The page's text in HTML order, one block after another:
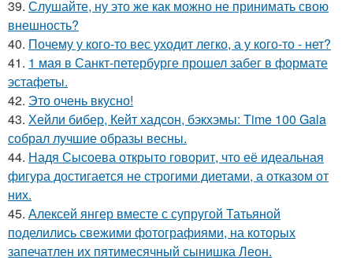
39. Слушайте, ну это же как можно не принимать свою
внешность?
40. Почему у кого-то вес уходит легко, а у кого-то - нет?
41. 1 мая в Санкт-петербурге прошел забег в формате
эстафеты.
42. Это очень вкусно!
43. Хейли бибер, Кейт хадсон, бэкхэмы: Time 100 Gala
собрал лучшие образы весны.
44. Надя Сысоева открыто говорит, что её идеальная
фигура достигается не строгими диетами, а отказом от
них.
45. Алексей янгер вместе с супругой Татьяной
поделились свежими фотографиями, на которых
запечатлен их пятимесячный сынишка Леон.